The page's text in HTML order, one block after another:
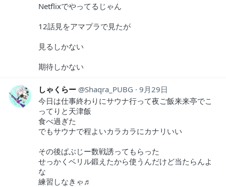
Netflixでやってるじゃん
12話見をアマプラで見たが
見るしかない
期待しかない
しゃくらー Shaqra_PUBG
9月29日
今日は仕事終わりにサウナ行って夜ご飯来来亭でこ
ってりと天津飯
食べ過ぎた
でもサウナで程よいカラカラにカナリいい
その後ぱぶじー数戦誘ってもらった
せっかくベリル鍛えたから使うんだけど当たらんよ
な
練習しなきゃ♬